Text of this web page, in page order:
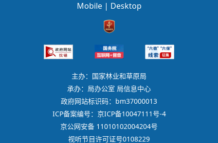
Mobile | Desktop
主办：国家林业和草原局
承办：局办公室 局信息中心
政府网站标识码：bm37000013
ICP备案编号：京ICP备10047111号-4
京公网安备 11010102004204号
视听节目许可证号0108229